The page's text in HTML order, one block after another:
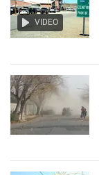
VIDEO